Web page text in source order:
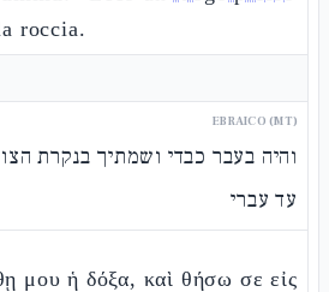
roccia.
EBRAICO (MT)
והיה בעבר כבדי ושמתיך בנקרת
עד עברי
μου ἡ δόξα, καὶ θήσω σε εἰς